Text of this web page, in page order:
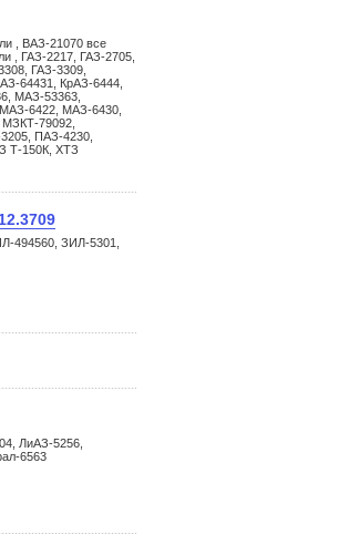
, ВАЗ-21070 все
, ГАЗ-2217, ГАЗ-2705,
ГАЗ-3309,
64431, КрАЗ-6444,
МАЗ-53363,
6422, МАЗ-6430,
79092,
ПАЗ-4230,
Т-150К, ХТЗ
494560, ЗИЛ-5301,
ЛиАЗ-5256,
6563